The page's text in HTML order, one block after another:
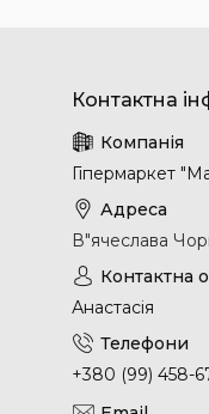
Гіпермаркет
В"ячеслава
Анастасія
+380 (99) 458-